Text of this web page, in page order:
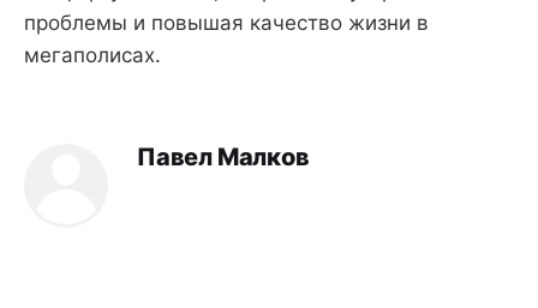
проблемы и повышая качество жизни в
мегаполисах.
Павел Малков